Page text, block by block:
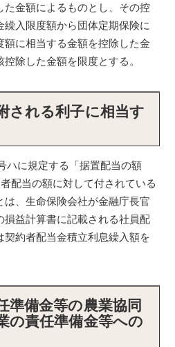
た金額によるものとし、その控
繰入限度額から団体定期保険に
に相当する金額を控除した金
除した金額を限度とする。
される利子に相当す
に規定する「据置配当の額
配当の額に対して付されている
、生命保険会社が金融庁長官
損益計算書に記載される社員配
契約者配当金積立利息繰入額を
準備金等の農業協同
の責任準備金等への